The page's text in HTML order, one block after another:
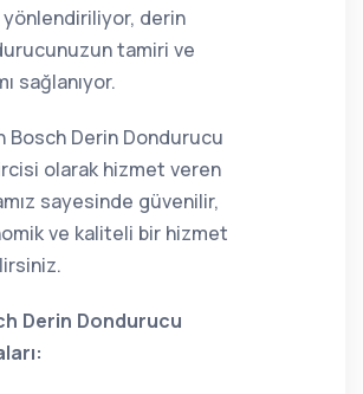
yönlendiriliyor, derin
tamiri ve
sağlanıyor.
Bosch Derin Dondurucu
olarak hizmet veren
sayesinde güvenilir,
ve kaliteli bir hizmet
Derin Dondurucu